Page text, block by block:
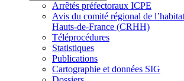
Arrêtés préfectoraux ICPE
Avis du comité régional de
Hauts-de-France (CRHH)
Téléprocédures
Statistiques
Publications
Cartographie et données SIG